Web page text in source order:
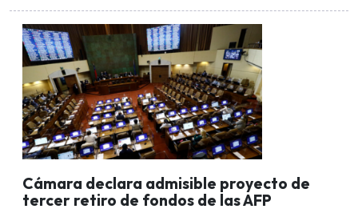
Cámara declara admisible proyecto de
tercer retiro de fondos de las AFP